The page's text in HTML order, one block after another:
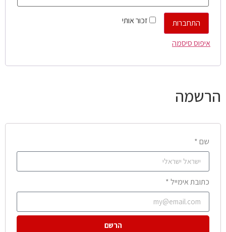
זכור אותי
התחברות
איפוס סיסמה
הרשמה
שם *
כתובת אימייל *
הרשם